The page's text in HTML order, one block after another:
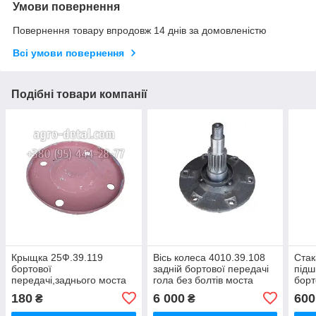
Умови повернення
Повернення товару впродовж 14 днів за домовленістю
Всі умови повернення
Подібні товари компанії
Крыщка 25Ф.39.119
бортової
передачі,заднього моста
Т-25Ф,Т-25ФМ,Т-2511,Т-3510
180 ₴
Вісь колеса 4010.39.108
задній бортової передачі
гола без болтів моста
трактора Т-25Ф,Т 25ФМ,Т
2511,Т 3510
6 000₴
Т-
600